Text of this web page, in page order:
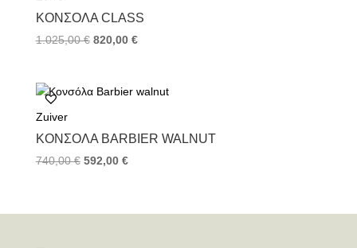
ΚΟΝΣΌΛΑ CLASS
1.025,00€ 820,00 €
Zuiver
ΚΟΝΣΌΛΑ BARBIER WALNUT
740,00€ 592,00 €